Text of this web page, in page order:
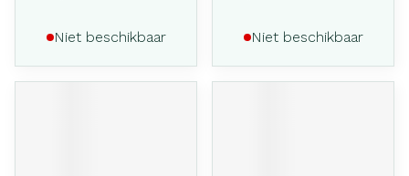
Niet beschikbaar Niet beschikbaar